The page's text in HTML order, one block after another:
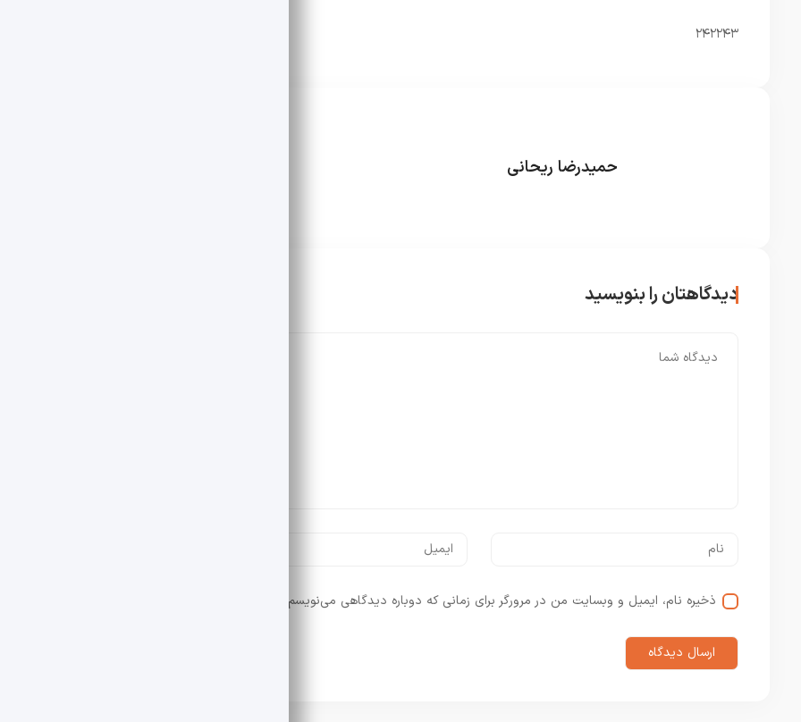
۲۴۲۲۴۳
حمیدرضا ریحانی
دیدگاهتان را بنویسید
ذخیره نام، ایمیل و وبسایت من در مرورگر برای زمانی که دوباره دیدگاهی می‌نویسم.